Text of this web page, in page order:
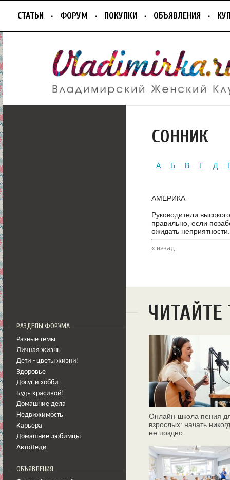
СТАТЬИ ФОРУМ ПОКУПКИ ОБЪЯВЛЕНИЯ
РАЗДЕЛЫ ФОРУМА
Разные темы
Личная жизнь
Дети - цветы жизни!
Здоровье
Досуг и хобби
Будь красивой!
Домашние дела
Недвижимость
Карьера
Домашние любимцы
АвтоЛеди
ОБЪЯВЛЕНИЯ
СОННИК
А Б В Г Д
АМЕРИКА
Руководители
правильно, если
ожидать неприятности.
« назад
Онлайн‑школа пения
взрослых: начать
не поздно